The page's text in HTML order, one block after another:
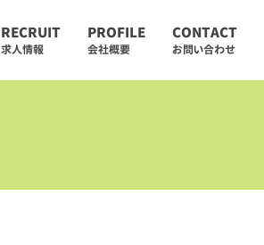
RECRUIT
求人情報
PROFILE
会社概要
CONTACT
お問い合わせ